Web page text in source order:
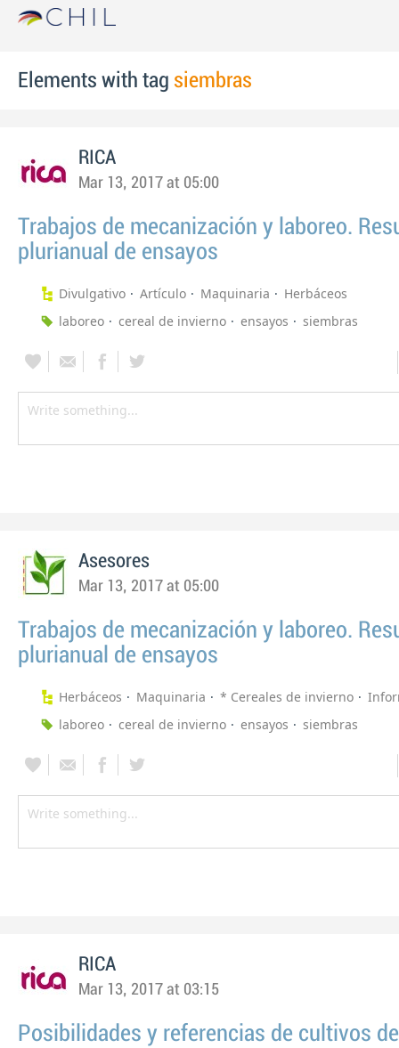
Elements with tag siembras
RICA
Mar 13, 2017 at 05:00
Trabajos de mecanización y laboreo.
plurianual de ensayos
Divulgativo Artículo Maquinaria
Herbáceos
laboreo
cereal de invierno ensayos siembras
Asesores
Mar 13, 2017 at 05:00
Trabajos de mecanización y laboreo.
plurianual de ensayos
Herbáceos Maquinaria * Cereales de invierno
laboreo
cereal de invierno ensayos siembras
RICA
Mar 13, 2017 at 03:15
Posibilidades y referencias de cultivos